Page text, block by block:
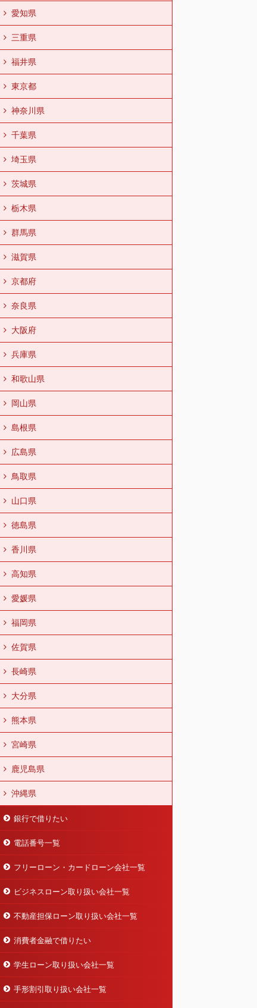
愛知県
三重県
福井県
東京都
神奈川県
千葉県
埼玉県
茨城県
栃木県
群馬県
滋賀県
京都府
奈良県
大阪府
兵庫県
和歌山県
岡山県
島根県
広島県
鳥取県
山口県
徳島県
香川県
高知県
愛媛県
福岡県
佐賀県
長崎県
大分県
熊本県
宮崎県
鹿児島県
沖縄県
銀行で借りたい
電話番号一覧
フリーローン・カードローン会社一覧
ビジネスローン取り扱い会社一覧
不動産担保ローン取り扱い会社一覧
消費者金融で借りたい
学生ローン取り扱い会社一覧
手形割引取り扱い会社一覧